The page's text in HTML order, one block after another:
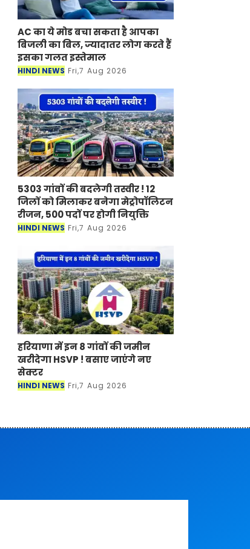
AC का ये मोड बचा सकता है आपका
बिजली का बिल, ज्यादातर लोग करते हैं
इसका गलत इस्तेमाल
HINDI NEWS Fri,7 Aug 2026
5303 गांवों की बदलेगी तस्वीर ! 12
जिलों को मिलाकर बनेगा मेट्रोपॉलिटन
रीजन, 500 पदों पर होगी नियुक्ति
HINDI NEWS Fri,7 Aug 2026
हरियाणा में इन 8 गांवों की जमीन
खरीदेगा HSVP ! बसाए जाएंगे नए
सेक्टर
HINDI NEWS Fri,7 Aug 2026